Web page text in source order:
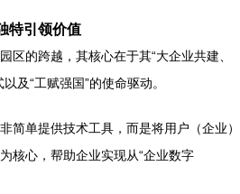
特引领价值
区的跨越，其核心在于其“大企业共建、
及“工赋强国”的使命驱动。
简单提供技术工具，而是将用户（企业）
核心，帮助企业实现从“企业数字